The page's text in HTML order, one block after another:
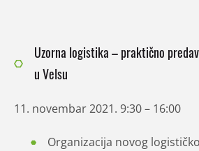
Uzorna logistika – praktično
u Velsu
11. novembar 2021. 9:30 – 16:00
Organizacija novog